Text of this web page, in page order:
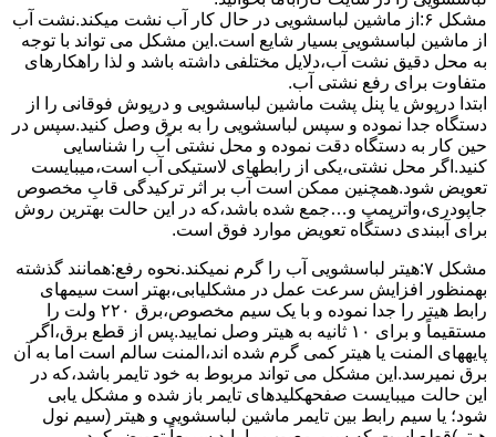
مشکل ۶:از ﻣﺎﺷﯿﻦ لباسشویی در ﺣﺎل ﮐﺎر آب ﻧﺸﺖ میکند.نشت آب
از ماشین لباسشویی بسیار شایع است.این مشکل می تواند با توجه
به محل دقیق نشت آب،دلایل مختلفی داشته باشد و لذا راهکارهای
متفاوت برای رفع نشتی آب.
ابتدا درپوش یا پنل ﭘﺸﺖ ﻣﺎﺷﯿﻦ لباسشویی و درپوش ﻓﻮﻗﺎﻧﯽ را از
دستگاه ﺟﺪا ﻧﻤﻮده و ﺳﭙﺲ لباسشویی را ﺑﻪ ﺑﺮق وصل ﮐﻨﯿﺪ.سپس در
حین کار به دستگاه دقت نموده و ﻣﺤﻞ نشتی آب را ﺷﻨﺎﺳﺎﯾﯽ
کنید.اﮔﺮ ﻣﺤﻞ نشتی،ﯾﮑﯽ از رابطهای ﻻﺳﺘﯿﮑﯽ آب اﺳﺖ،میبایست
ﺗﻌﻮﯾﺾ شود.همچنین ﻣﻤﮑﻦ اﺳﺖ آب بر اثر ﺗﺮﮐﯿﺪﮔﯽ قابِ ﻣﺨﺼﻮص
ﺟﺎﭘﻮدری،واترپمپ و…جمع شده ﺑﺎﺷﺪ،ﮐﻪ در این حالت بهترین روش
برای آببندی دستگاه ﺗﻌﻮﯾﺾ ﻣﻮارد ﻓﻮق اﺳﺖ.
مشکل ۷:ﻫﯿﺘﺮ لباسشویی آب را ﮔﺮم نمیکند.نحوه رﻓﻊ:ﻫﻤﺎﻧﻨﺪ ﮔﺬﺷﺘﻪ
بهمنظور اﻓﺰاﯾﺶ ﺳﺮﻋﺖ ﻋﻤﻞ در مشکلیابی،بهتر است سیمهای
راﺑﻂ ﻫﯿﺘﺮ را ﺟﺪا ﻧﻤﻮده و ﺑﺎ ﯾﮏ ﺳﯿﻢ ﻣﺨﺼﻮص،برق ۲۲۰ ولت را
مستقیماً و برای ۱۰ ﺛﺎﻧﯿﻪ ﺑﻪ ﻫﯿﺘﺮ وصل نمایید.ﭘﺲ از ﻗﻄﻊ ﺑﺮق،اﮔﺮ
پایههای اﻟﻤﻨﺖ یا هیتر کمی ﮔﺮم ﺷﺪه اند،اﻟﻤﻨﺖ ﺳﺎﻟﻢ است اما ﺑﻪ آن
ﺑﺮق نمیرسد.اﯾﻦ ﻣﺸﮑﻞ می تواند مربوط به ﺧﻮد ﺗﺎﯾﻤﺮ باشد،ﮐﻪ در
این حالت میبایست صفحهکلیدهای ﺗﺎﯾﻤﺮ باز شده و مشکل یابی
شود؛ ﯾﺎ ﺳﯿﻢ راﺑﻂ ﺑﯿﻦ ﺗﺎﯾﻤﺮ ماشین لباسشویی و ﻫﯿﺘﺮ (سیم ﻧﻮل